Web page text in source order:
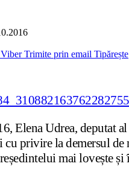
Viber Trimite prin email Tipărește
Elena Udrea, deputat
privire la demersul
mai lovește